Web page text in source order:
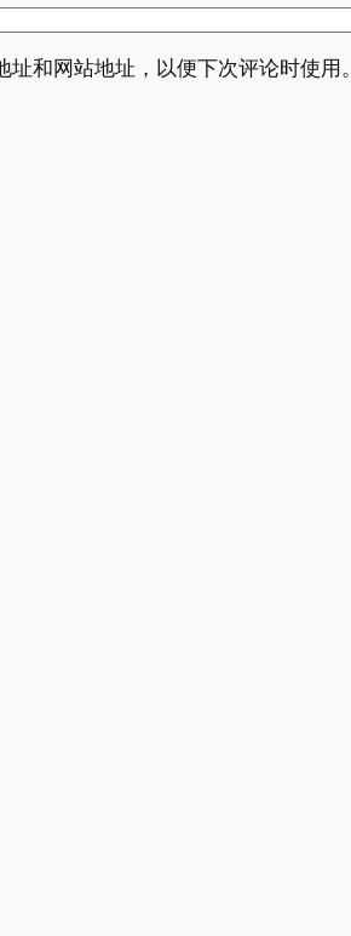
和网站地址，以便下次评论时使用。